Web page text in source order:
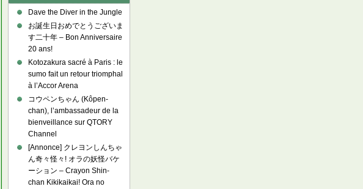
Dave the Diver in the Jungle
お誕生日おめでとうございま
す二十年 – Bon Anniversaire
20 ans!
Kotozakura sacré à Paris : le
sumo fait un retour triomphal
à l’Accor Arena
コウペンちゃん (Kôpen-
chan), l’ambassadeur de la
bienveillance sur QTORY
Channel
[Annonce] クレヨンしんちゃ
ん奇々怪々! オラの妖怪バケ
ーション – Crayon Shin-
chan Kikikaikai! Ora no